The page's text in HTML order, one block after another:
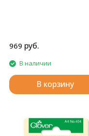
969 руб.
В наличии
В корзину